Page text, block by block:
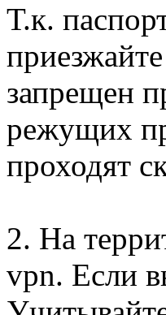
Т.к.
запрещен
режущих
проходят
2. На
vpn. Если